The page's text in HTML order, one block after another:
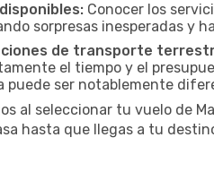
Conocer los
sorpresas inesperadas y
de transporte
el tiempo y el
puede ser notablemente
al seleccionar tu vuelo de
hasta que llegas a tu